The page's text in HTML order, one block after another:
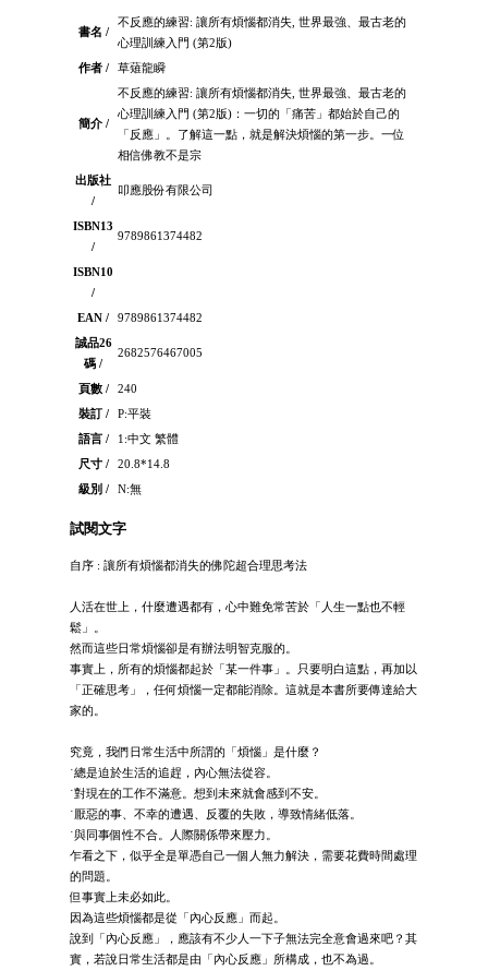
書名 /
不反應的練習: 讓所有煩惱都消失, 世界最強、最古老的
心理訓練入門 (第2版)
作者 /
草薙龍瞬
簡介 /
不反應的練習: 讓所有煩惱都消失, 世界最強、最古老的
心理訓練入門 (第2版)：一切的「痛苦」都始於自己的
「反應」。了解這一點，就是解決煩惱的第一步。一位
相信佛教不是宗
出版社
/
叩應股份有限公司
ISBN13
/
9789861374482
ISBN10
/
EAN /
9789861374482
誠品26
碼 /
2682576467005
頁數 /
240
裝訂 /
P:平裝
語言 /
1:中文 繁體
尺寸 /
20.8*14.8
級別 /
N:無
試閱文字
自序 : 讓所有煩惱都消失的佛陀超合理思考法
人活在世上，什麼遭遇都有，心中難免常苦於「人生一點也不輕
鬆」。
然而這些日常煩惱卻是有辦法明智克服的。
事實上，所有的煩惱都起於「某一件事」。只要明白這點，再加以
「正確思考」，任何煩惱一定都能消除。這就是本書所要傳達給大
家的。
究竟，我們日常生活中所謂的「煩惱」是什麼？
˙總是迫於生活的追趕，內心無法從容。
˙對現在的工作不滿意。想到未來就會感到不安。
˙厭惡的事、不幸的遭遇、反覆的失敗，導致情緒低落。
˙與同事個性不合。人際關係帶來壓力。
乍看之下，似乎全是單憑自己一個人無力解決，需要花費時間處理
的問題。
但事實上未必如此。
因為這些煩惱都是從「內心反應」而起。
說到「內心反應」，應該有不少人一下子無法完全意會過來吧？其
實，若說日常生活都是由「內心反應」所構成，也不為過。